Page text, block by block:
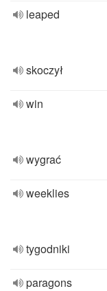
leaped
skoczył
win
wygrać
weeklies
tygodniki
paragons